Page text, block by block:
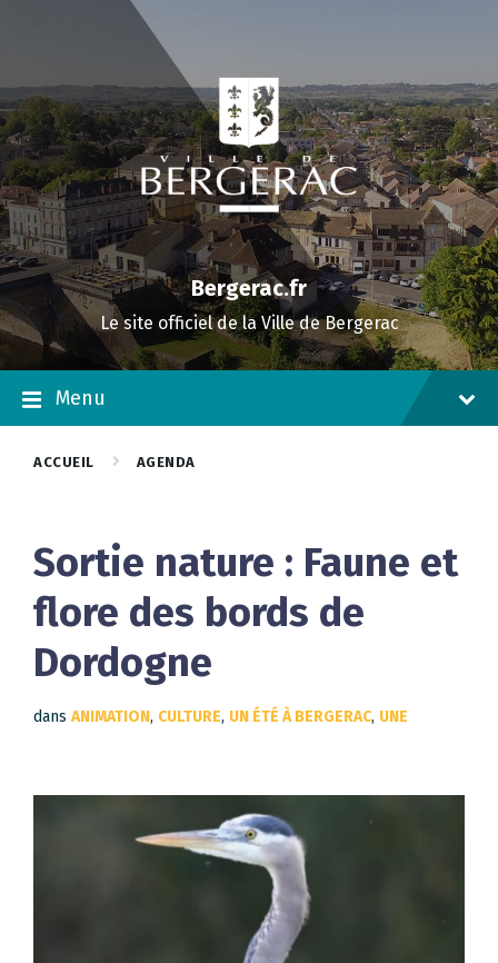
Bergerac.fr
Le site officiel de la Ville de Bergerac
Menu
ACCUEIL AGENDA
Sortie nature : Faune et
flore des bords de
Dordogne
dans ANIMATION, CULTURE, UN ÉTÉ À BERGERAC, UNE